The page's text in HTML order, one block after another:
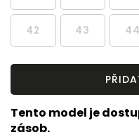
42 43 44
Tento model je
zásob.